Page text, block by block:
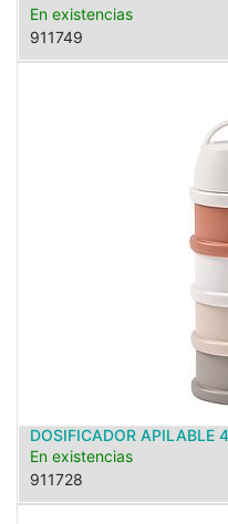
En existencias
911749
DOSIFICADOR APILABLE
En existencias
911728